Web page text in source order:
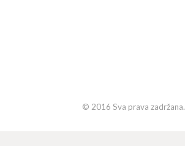
© 2016 Sva prava zadržana.